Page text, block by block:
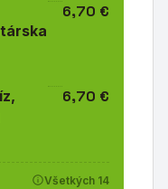
6,70 €
6,70 €
Všetkých 14